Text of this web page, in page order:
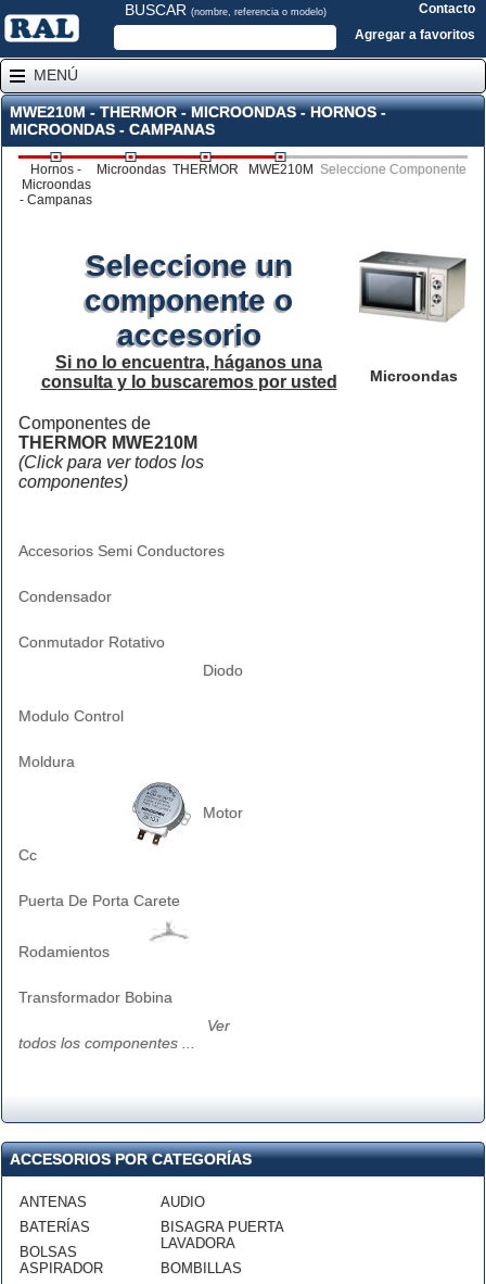
BUSCAR (nombre, referencia o modelo)
Contacto
Agregar a favoritos
MENÚ
MWE210M - THERMOR - MICROONDAS - HORNOS -
MICROONDAS - CAMPANAS
Hornos -
Microondas
- Campanas
Microondas THERMOR MWE210M Seleccione Componente
Microondas
Seleccione un
componente o
accesorio
Si no lo encuentra, háganos una
consulta y lo buscaremos por usted
Componentes de
THERMOR MWE210M
(Click para ver todos los
componentes)
Accesorios Semi Conductores
Condensador
Conmutador Rotativo
Diodo
Modulo Control
Moldura
Motor
Cc
Puerta De Porta Carete
Rodamientos
Transformador Bobina
Ver
todos los componentes ...
ACCESORIOS POR CATEGORÍAS
ANTENAS
BATERÍAS
BOLSAS
ASPIRADOR
AUDIO
BISAGRA PUERTA
LAVADORA
BOMBILLAS